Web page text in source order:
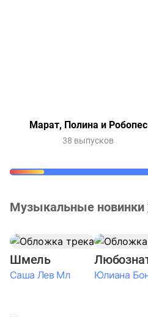
Марат, Полина и Робопес
38 выпусков
Музыкальные новинки
Шмель
Саша Лев Мл